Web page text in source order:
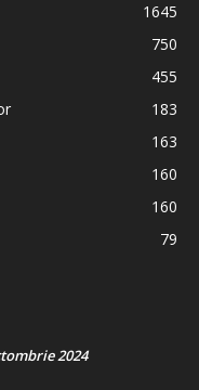
1645
750
455
183
163
160
160
79
2024